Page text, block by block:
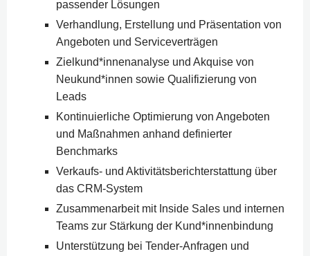
passender Lösungen
Verhandlung, Erstellung und Präsentation von
Angeboten und Serviceverträgen
Zielkund*innenanalyse und Akquise von
Neukund*innen sowie Qualifizierung von
Leads
Kontinuierliche Optimierung von Angeboten
und Maßnahmen anhand definierter
Benchmarks
Verkaufs- und Aktivitätsberichterstattung über
das CRM-System
Zusammenarbeit mit Inside Sales und internen
Teams zur Stärkung der Kund*innenbindung
Unterstützung bei Tender-Anfragen und